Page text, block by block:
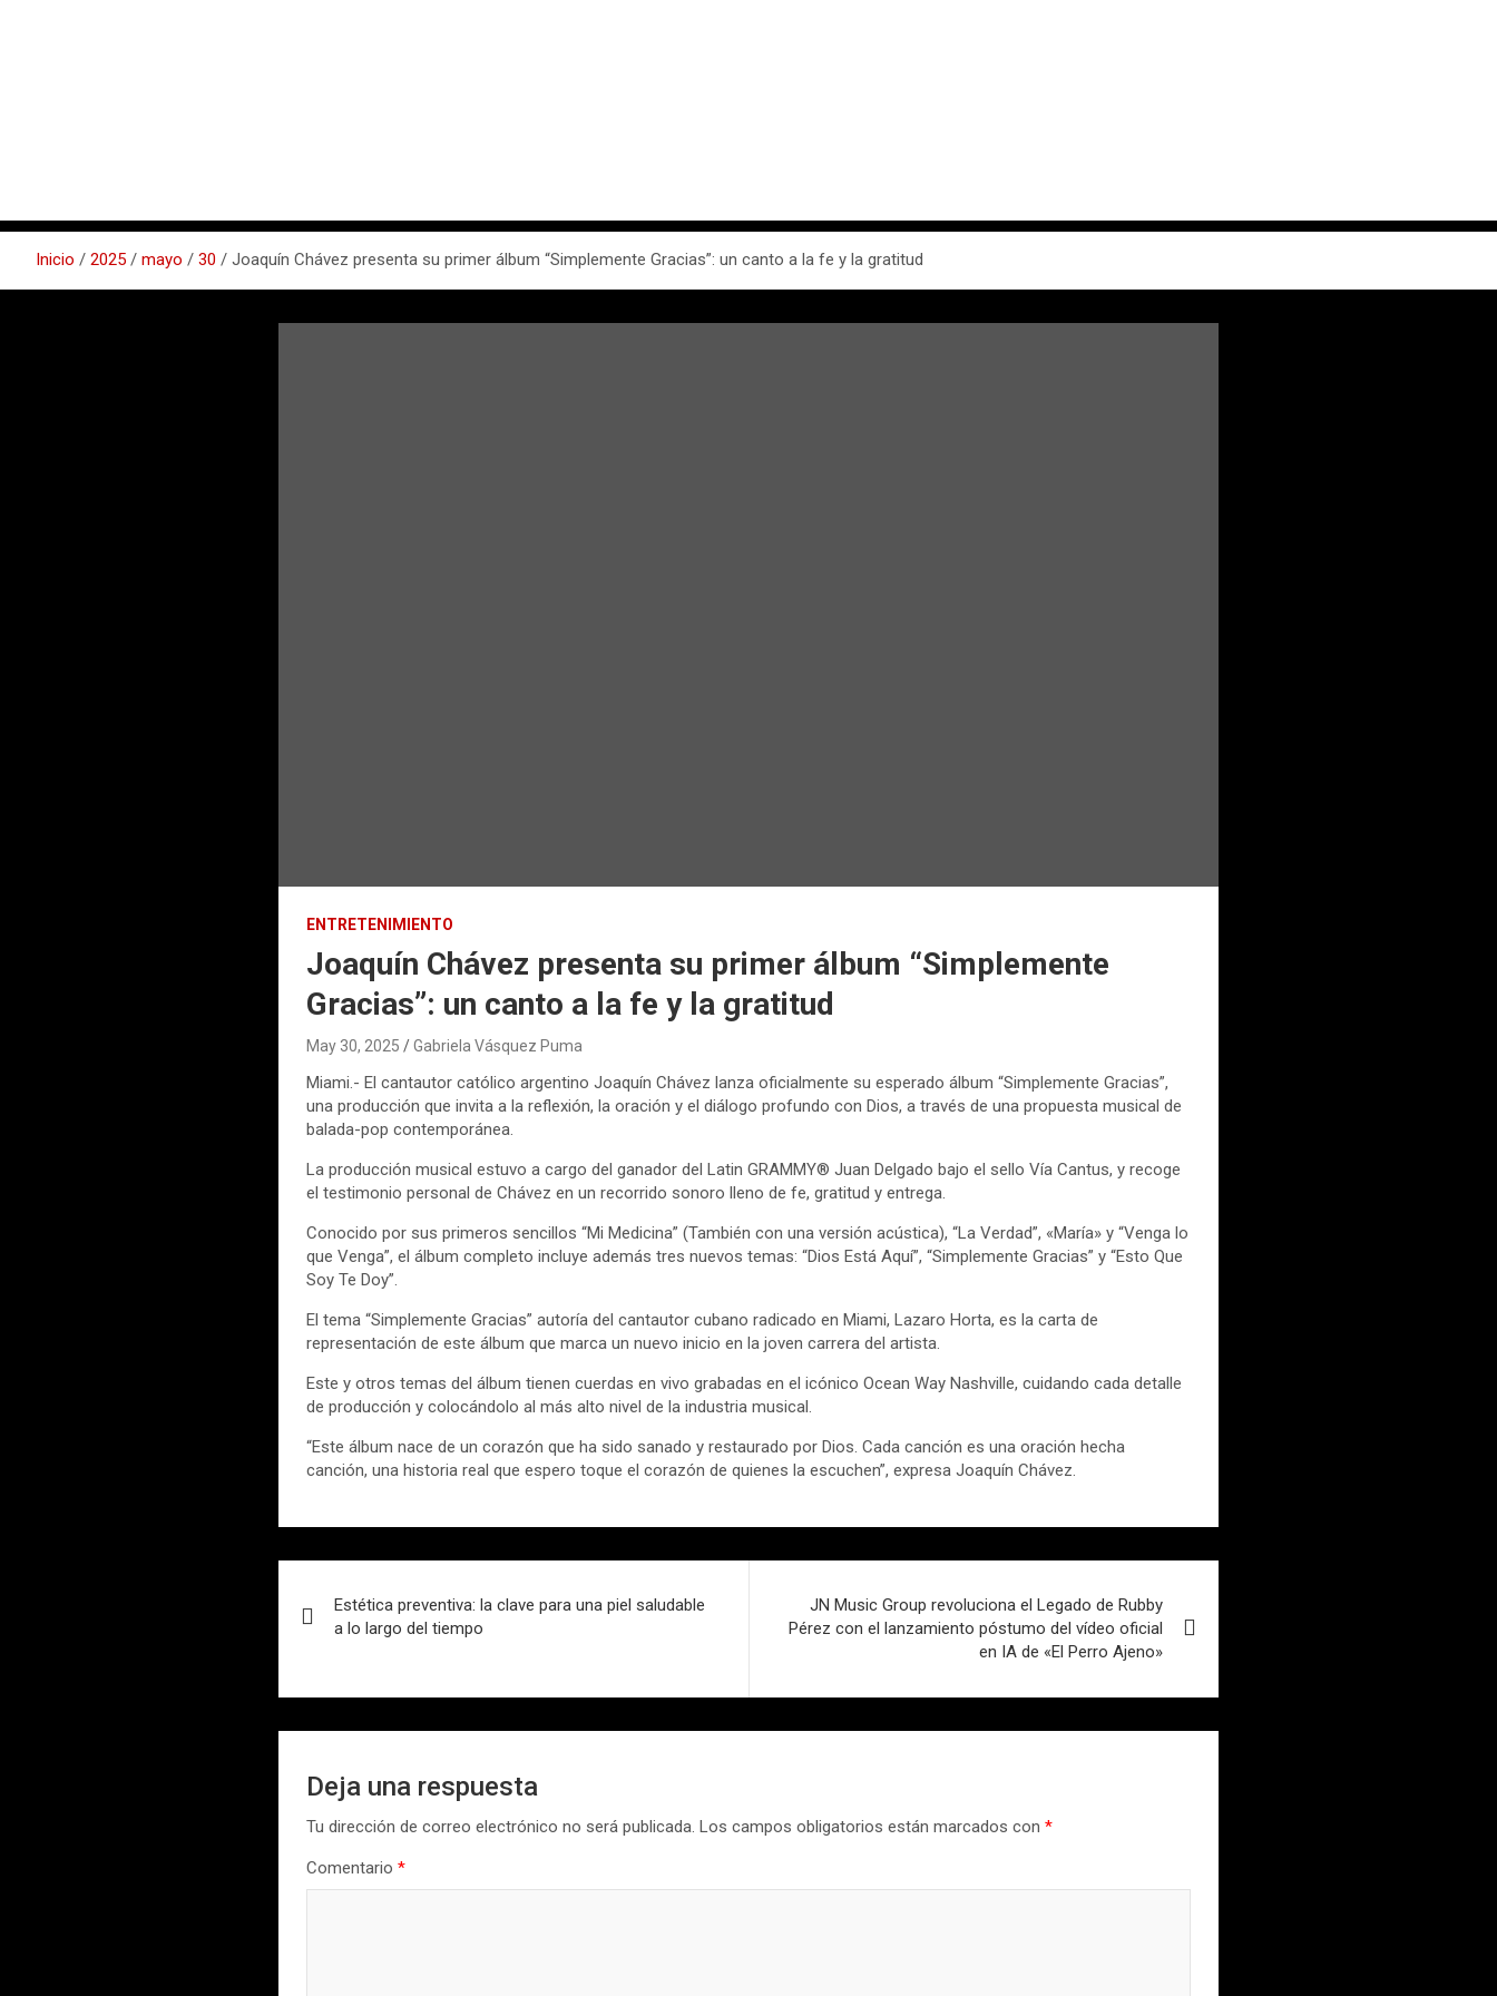
Inicio 2025 mayo 30 Joaquín Chávez presenta su primer álbum “Simplemente Gracias”: un canto a la fe y la gratitud
ENTRETENIMIENTO
Joaquín Chávez presenta su primer álbum “Simplemente
Gracias”: un canto a la fe y la gratitud
May 30, 2025 Gabriela Vásquez Puma
Miami.- El cantautor católico argentino Joaquín Chávez lanza oficialmente su esperado álbum “Simplemente Gracias”,
una producción que invita a la reflexión, la oración y el diálogo profundo con Dios, a través de una propuesta musical de
balada-pop contemporánea.
La producción musical estuvo a cargo del ganador del Latin GRAMMY® Juan Delgado bajo el sello Vía Cantus, y recoge
el testimonio personal de Chávez en un recorrido sonoro lleno de fe, gratitud y entrega.
Conocido por sus primeros sencillos “Mi Medicina” (También con una versión acústica), “La Verdad”, «María» y “Venga lo
que Venga”, el álbum completo incluye además tres nuevos temas: “Dios Está Aquí”, “Simplemente Gracias” y “Esto Que
Soy Te Doy”.
El tema “Simplemente Gracias” autoría del cantautor cubano radicado en Miami, Lazaro Horta, es la carta de
representación de este álbum que marca un nuevo inicio en la joven carrera del artista.
Este y otros temas del álbum tienen cuerdas en vivo grabadas en el icónico Ocean Way Nashville, cuidando cada detalle
de producción y colocándolo al más alto nivel de la industria musical.
“Este álbum nace de un corazón que ha sido sanado y restaurado por Dios. Cada canción es una oración hecha
canción, una historia real que espero toque el corazón de quienes la escuchen”, expresa Joaquín Chávez.
de
Estética preventiva: la clave para una piel saludable
a lo largo del tiempo
JN Music Group revoluciona el Legado de Rubby
Pérez con el lanzamiento póstumo del vídeo oficial
en IA de «El Perro Ajeno»
Deja una respuesta
Tu dirección de correo electrónico no será publicada. Los campos obligatorios están marcados con*
Comentario*